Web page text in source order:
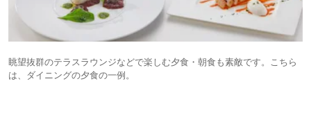
眺望抜群のテラスラウンジなどで楽しむ夕食・朝食も素敵です。こちら
は、ダイニングの夕食の一例。